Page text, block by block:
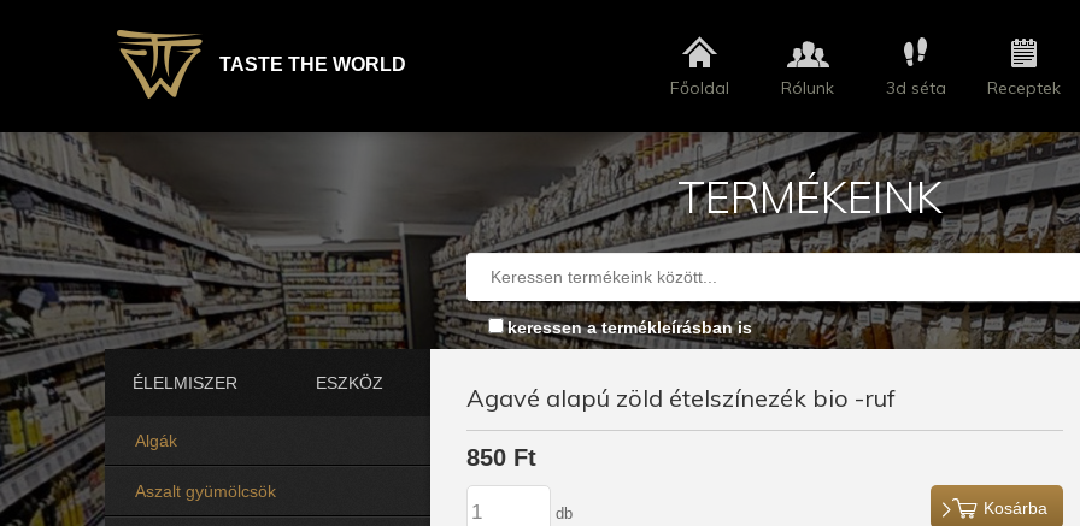
TASTE THE WORLD
Főoldal Rólunk 3d séta Receptek
TERMÉKEINK
keressen a termékleírásban is
ÉLELMISZER ESZKÖZ
Algák
Aszalt gyümölcsök
Agavé alapú zöld ételszínezék bio -ruf
850 Ft
db Kosárba